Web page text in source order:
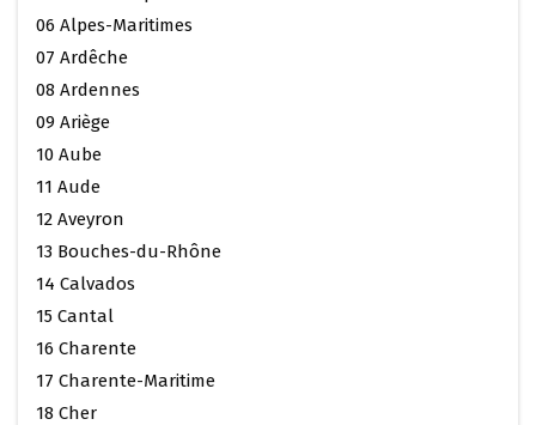
06 Alpes-Maritimes
07 Ardêche
08 Ardennes
09 Ariège
10 Aube
11 Aude
12 Aveyron
13 Bouches-du-Rhône
14 Calvados
15 Cantal
16 Charente
17 Charente-Maritime
18 Cher